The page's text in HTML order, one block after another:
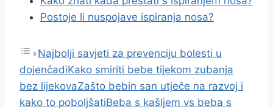
Postoje li nuspojave ispiranja nosa?
Najbolji savjeti za prevenciju bolesti u
dojenčadiKako smiriti bebe tijekom zubanja
bez lijekovaZašto bebin san utječe na razvoj i
kako to poboljšatiBeba s kašljem vs beba s